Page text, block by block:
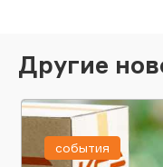
Другие
события